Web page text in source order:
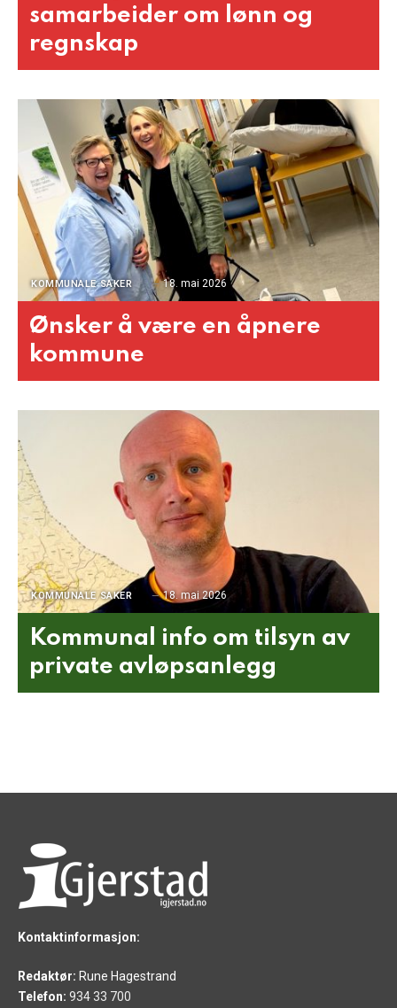
samarbeider om lønn og
regnskap
KOMMUNALE SAKER 18. mai 2026
Ønsker å være en åpnere
kommune
KOMMUNALE SAKER 18. mai 2026
Kommunal info om tilsyn av
private avløpsanlegg
Kontaktinformasjon:
Redaktør: Rune Hagestrand
Telefon: 934 33 700